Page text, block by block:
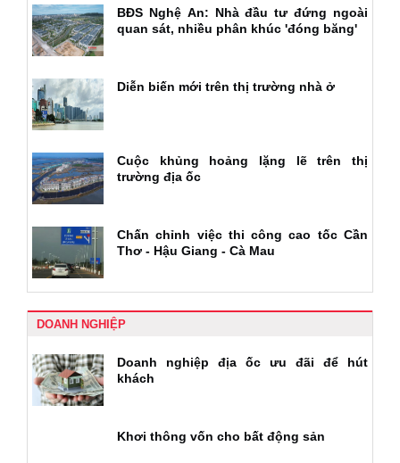
BĐS Nghệ An: Nhà đầu tư đứng ngoài
quan sát, nhiều phân khúc 'đóng băng'
Diễn biến mới trên thị trường nhà ở
Cuộc khủng hoảng lặng lẽ trên thị
trường địa ốc
Chấn chỉnh việc thi công cao tốc Cần
Thơ - Hậu Giang - Cà Mau
DOANH NGHIỆP
Doanh nghiệp địa ốc ưu đãi để hút
khách
Khơi thông vốn cho bất động sản